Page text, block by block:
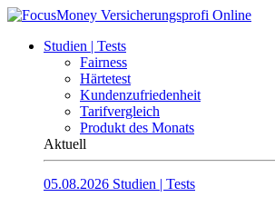
Studien | Tests
Fairness
Härtetest
Kundenzufriedenheit
Tarifvergleich
Produkt des Monats
Aktuell
05.08.2026 Studien | Tests